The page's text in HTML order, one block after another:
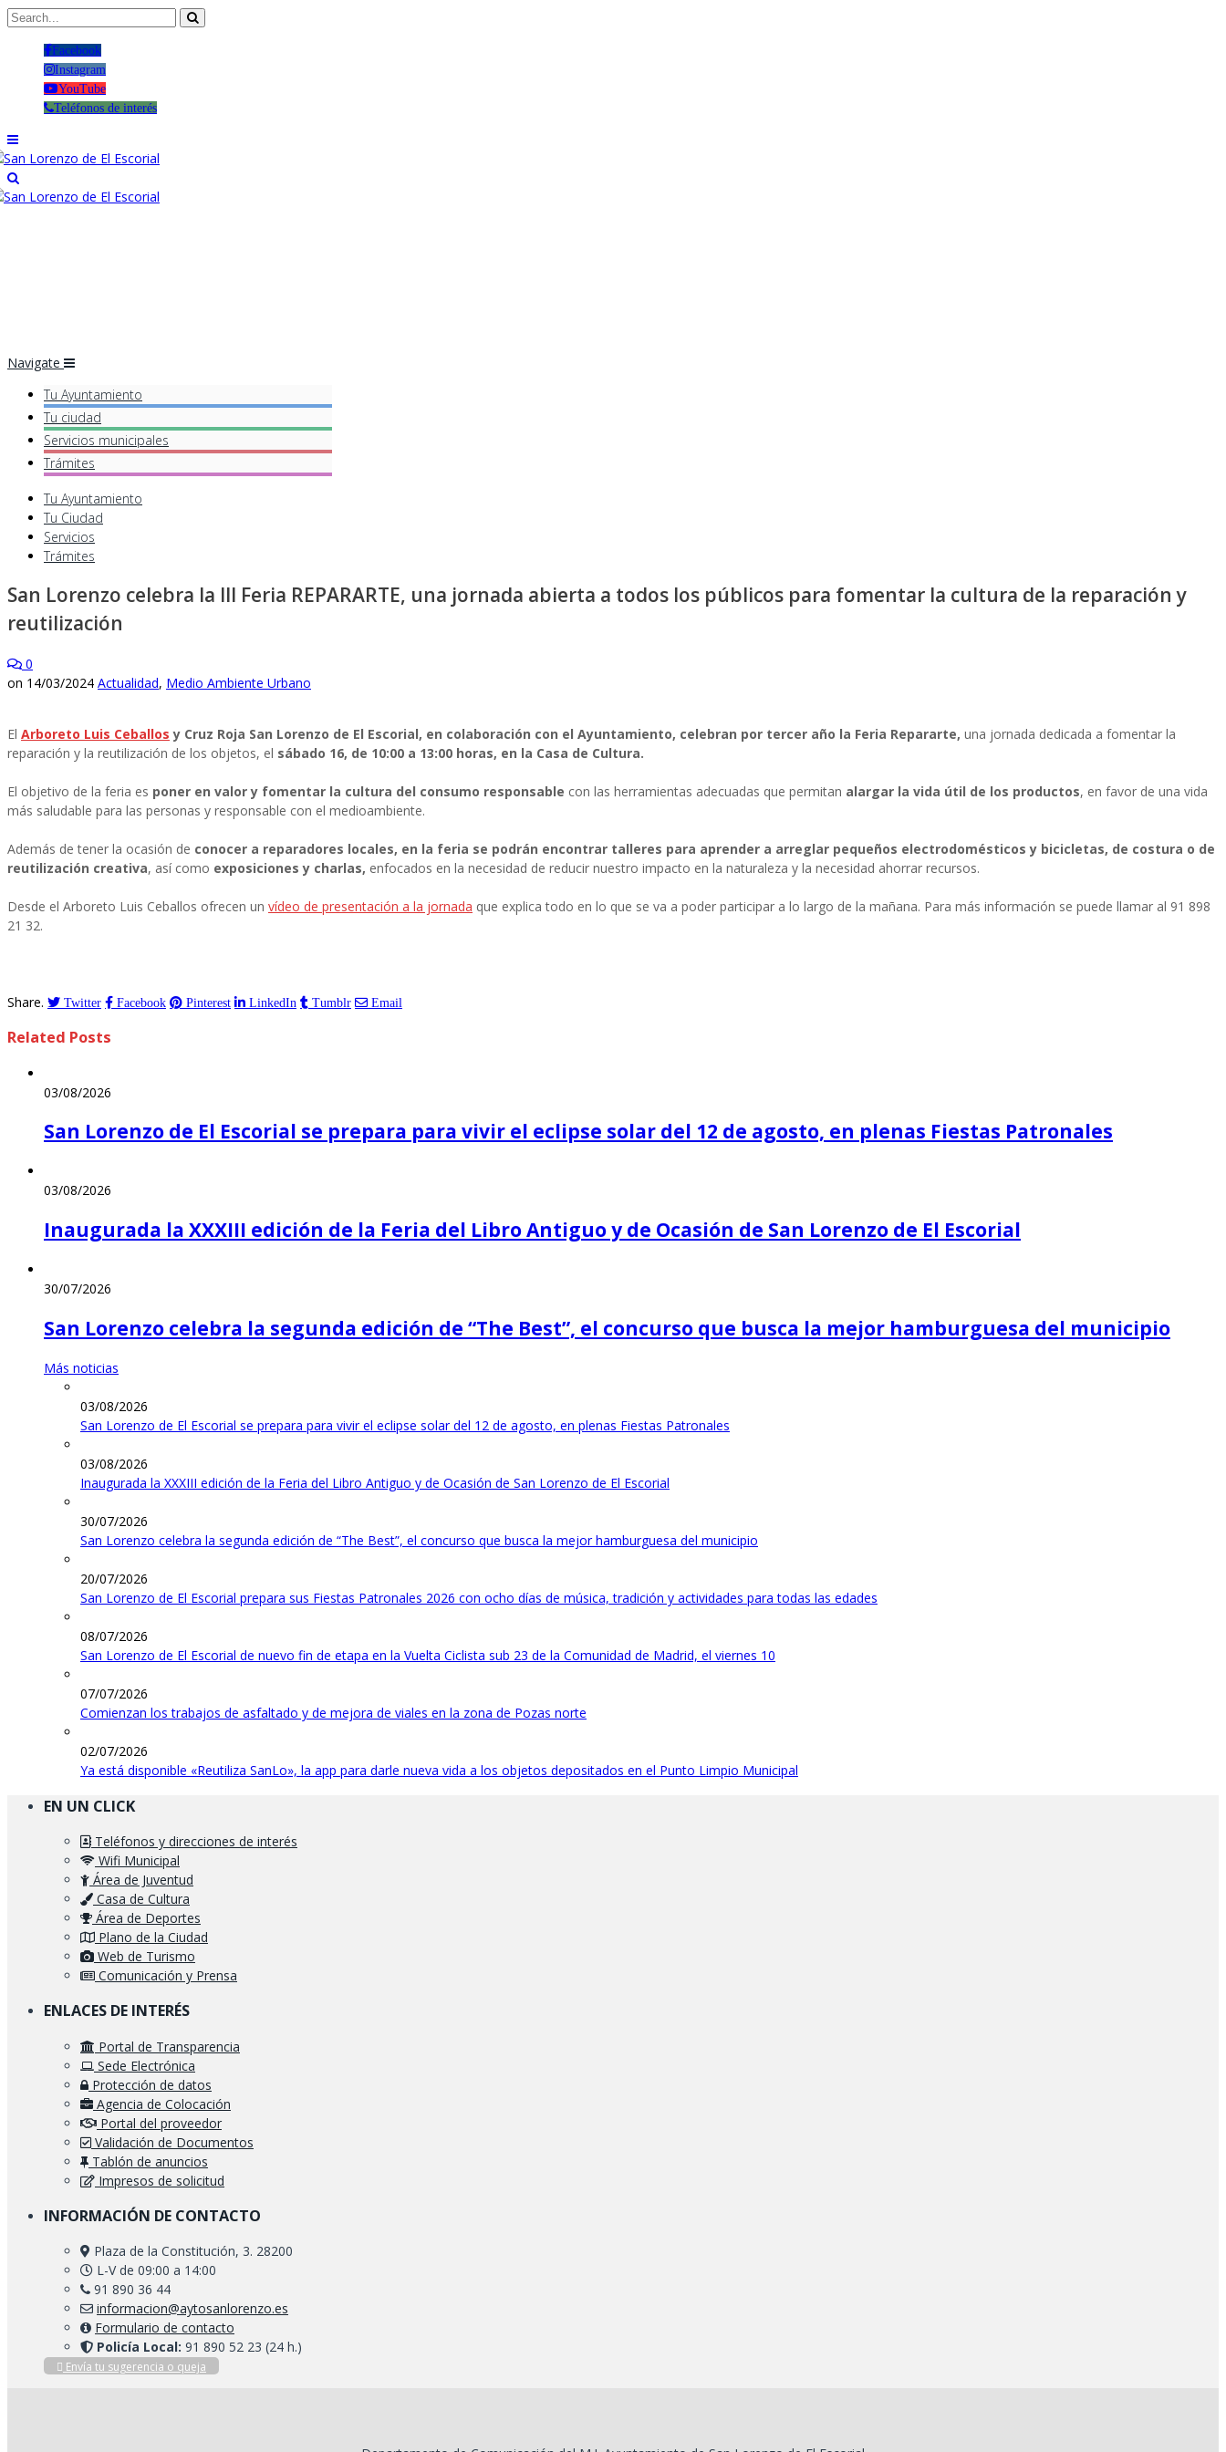
Facebook
Instagram
YouTube
Teléfonos de interés
Navigate
Tu Ayuntamiento
Tu ciudad
Servicios municipales
Trámites
Tu Ayuntamiento
Tu Ciudad
Servicios
Trámites
San Lorenzo celebra la III Feria REPARARTE, una jornada abierta a todos los públicos para fomentar la cultura de la reparación y
reutilización
0
on 14/03/2024 Actualidad, Medio Ambiente Urbano
El Arboreto Luis Ceballos y Cruz Roja San Lorenzo de El Escorial, en colaboración con el Ayuntamiento, celebran por tercer año la Feria Repararte, una jornada dedicada a fomentar la
reparación y la reutilización de los objetos, el sábado 16, de 10:00 a 13:00 horas, en la Casa de Cultura.
El objetivo de la feria es poner en valor y fomentar la cultura del consumo responsable con las herramientas adecuadas que permitan alargar la vida útil de los productos, en favor de una vida
más saludable para las personas y responsable con el medioambiente.
Además de tener la ocasión de conocer a reparadores locales, en la feria se podrán encontrar talleres para aprender a arreglar pequeños electrodomésticos y bicicletas, de costura o de
reutilización creativa, así como exposiciones y charlas, enfocados en la necesidad de reducir nuestro impacto en la naturaleza y la necesidad ahorrar recursos.
Desde el Arboreto Luis Ceballos ofrecen un vídeo de presentación a la jornada que explica todo en lo que se va a poder participar a lo largo de la mañana. Para más información se puede llamar al 91 898
21 32.
Share. Twitter Facebook Pinterest LinkedIn Tumblr Email
Related Posts
03/08/2026
San Lorenzo de El Escorial se prepara para vivir el eclipse solar del 12 de agosto, en plenas Fiestas Patronales
03/08/2026
Inaugurada la XXXIII edición de la Feria del Libro Antiguo y de Ocasión de San Lorenzo de El Escorial
30/07/2026
San Lorenzo celebra la segunda edición de “The Best”, el concurso que busca la mejor hamburguesa del municipio
Más noticias
03/08/2026
San Lorenzo de El Escorial se prepara para vivir el eclipse solar del 12 de agosto, en plenas Fiestas Patronales
03/08/2026
Inaugurada la XXXIII edición de la Feria del Libro Antiguo y de Ocasión de San Lorenzo de El Escorial
30/07/2026
San Lorenzo celebra la segunda edición de “The Best”, el concurso que busca la mejor hamburguesa del municipio
20/07/2026
San Lorenzo de El Escorial prepara sus Fiestas Patronales 2026 con ocho días de música, tradición y actividades para todas las edades
08/07/2026
San Lorenzo de El Escorial de nuevo fin de etapa en la Vuelta Ciclista sub 23 de la Comunidad de Madrid, el viernes 10
07/07/2026
Comienzan los trabajos de asfaltado y de mejora de viales en la zona de Pozas norte
02/07/2026
Ya está disponible «Reutiliza SanLo», la app para darle nueva vida a los objetos depositados en el Punto Limpio Municipal
EN UN CLICK
Teléfonos y direcciones de interés
Wifi Municipal
Área de Juventud
Casa de Cultura
Área de Deportes
Plano de la Ciudad
Web de Turismo
Comunicación y Prensa
ENLACES DE INTERÉS
Portal de Transparencia
Sede Electrónica
Protección de datos
Agencia de Colocación
Portal del proveedor
Validación de Documentos
Tablón de anuncios
Impresos de solicitud
INFORMACIÓN DE CONTACTO
Plaza de la Constitución, 3. 28200
L-V de 09:00 a 14:00
91 890 36 44
informacion@aytosanlorenzo.es
Formulario de contacto
Policía Local: 91 890 52 23 (24 h.)
Envía tu sugerencia o queja